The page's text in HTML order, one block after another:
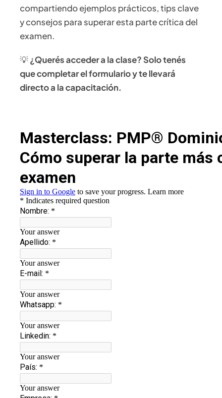
compartiendo ejemplos prácticos, tips clave
y consejos para superar esta parte crítica del
examen.
💡¿Querés acceder a la clase? Solo tenés
que completar el formulario y te llevará
directo a la capacitación.